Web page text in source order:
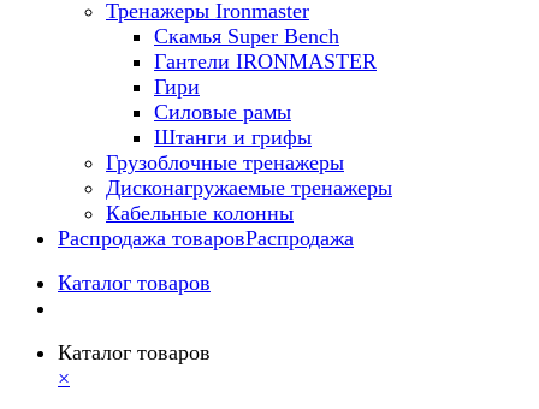
Тренажеры Ironmaster
Скамья Super Bench
Гантели IRONMASTER
Гири
Силовые рамы
Штанги и грифы
Грузоблочные тренажеры
Дисконагружаемые тренажеры
Кабельные колонны
Распродажа товаровРаспродажа
Каталог товаров
Каталог товаров
×